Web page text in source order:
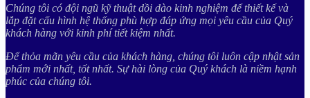
Chúng tôi có đội ngũ kỹ thuật dồi dào kinh nghiệm để thiết kế và
lắp đặt cấu hình hệ thống phù hợp đáp ứng mọi yêu cầu của Quý
khách hàng với kinh phí tiết kiệm nhất.
Để thỏa mãn yêu cầu của khách hàng, chúng tôi luôn cập nhật sản
phẩm mới nhất, tốt nhất. Sự hài lòng của Quý khách là niềm hạnh
phúc của chúng tôi.